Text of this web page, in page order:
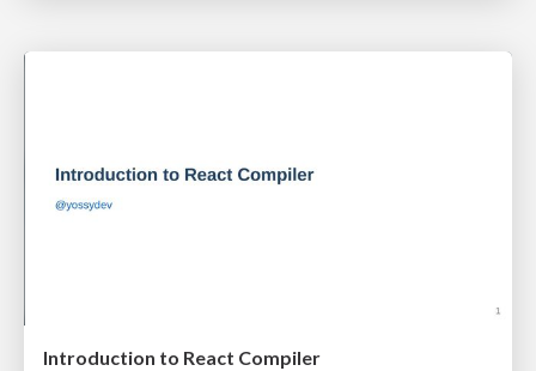
Introduction to React Compiler